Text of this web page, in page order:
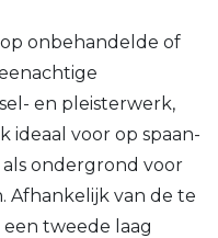
onbehandelde of
en pleisterwerk,
ideaal voor op spaan-
ondergrond voor
Afhankelijk van de te
tweede laag